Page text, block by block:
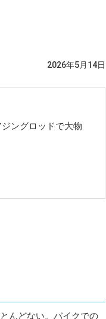
2026年5月14日
ングロッドで大物
んどない。バイクでの